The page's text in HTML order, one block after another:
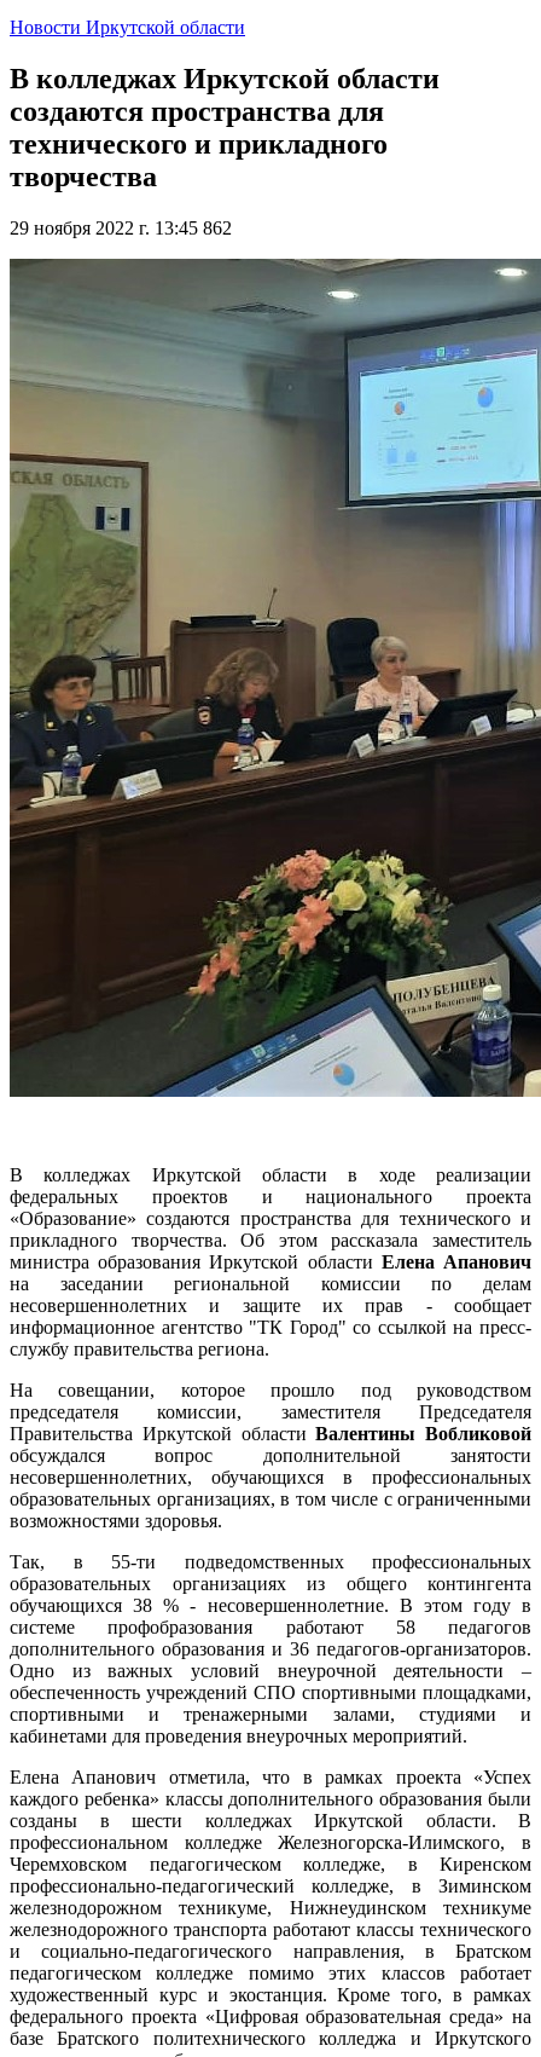
Новости Иркутской области
В колледжах Иркутской области
создаются пространства для
технического и прикладного
творчества
29 ноября 2022 г. 13:45 862
В колледжах Иркутской области в ходе реализации
федеральных проектов и национального проекта
«Образование» создаются пространства для технического и
прикладного творчества. Об этом рассказала заместитель
министра образования Иркутской области Елена Апанович
на заседании региональной комиссии по делам
несовершеннолетних и защите их прав - сообщает
информационное агентство "ТК Город" со ссылкой на пресс-
службу правительства региона.
На совещании, которое прошло под руководством
председателя комиссии, заместителя Председателя
Правительства Иркутской областиВалентины Вобликовой
обсуждался вопрос дополнительной занятости
несовершеннолетних, обучающихся в профессиональных
образовательных организациях, в том числе с ограниченными
возможностями здоровья.
Так, в 55-ти подведомственных профессиональных
образовательных организациях из общего контингента
обучающихся 38 % - несовершеннолетние. В этом году в
системе профобразования работают 58 педагогов
дополнительного образования и 36 педагогов-организаторов.
Одно из важных условий внеурочной деятельности –
обеспеченность учреждений СПО спортивными площадками,
спортивными и тренажерными залами, студиями и
кабинетами для проведения внеурочных мероприятий.
Елена Апанович отметила, что в рамках проекта «Успех
каждого ребенка» классы дополнительного образования были
созданы в шести колледжах Иркутской области. В
профессиональном колледже Железногорска-Илимского, в
Черемховском педагогическом колледже, в Киренском
профессионально-педагогический колледже, в Зиминском
железнодорожном техникуме, Нижнеудинском техникуме
железнодорожного транспорта работают классы технического
и социально-педагогического направления, в Братском
педагогическом колледже помимо этих классов работает
художественный курс и экостанция. Кроме того, в рамках
федерального проекта «Цифровая образовательная среда» на
базе Братского политехнического колледжа и Иркутского